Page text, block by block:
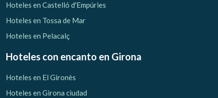
Hoteles en Castelló d'Empúries
Hoteles en Tossa de Mar
Hoteles en Pelacalç
Hoteles con encanto en Girona
Hoteles en El Gironès
Hoteles en Girona ciudad